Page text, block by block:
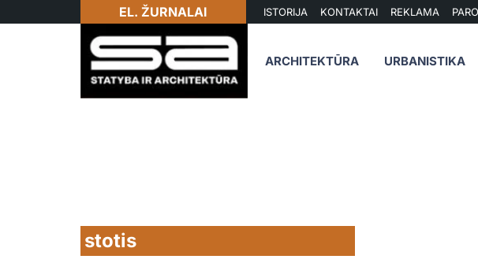
EL. ŽURNALAI ISTORIJA KONTAKTAI REKLAMA
ARCHITEKTŪRA URBANISTIKA
stotis